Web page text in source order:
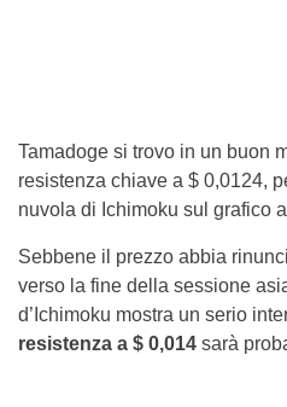
Tamadoge si trovo in un buon
resistenza chiave a $ 0,0124,
nuvola di Ichimoku sul grafico
Sebbene il prezzo abbia
verso la fine della sessione
d’Ichimoku mostra un serio
resistenza a $ 0,014 sarà